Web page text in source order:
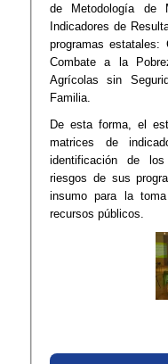
de Metodología de
Indicadores de
programas estatales:
Combate a la
Agrícolas sin
Familia.
De esta forma, el
matrices de
identificación de
riesgos de sus
insumo para la
recursos públicos.